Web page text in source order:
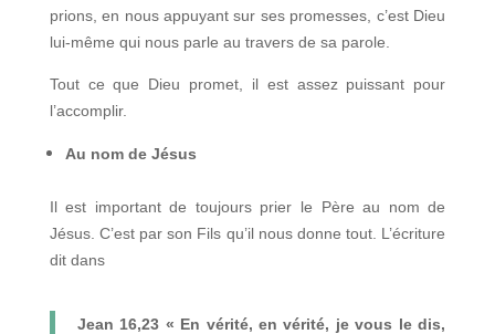
prions, en nous appuyant sur ses promesses, c’est Dieu
lui-même qui nous parle au travers de sa parole.
Tout ce que Dieu promet, il est assez puissant pour
l’accomplir.
Au nom de Jésus
Il est important de toujours prier le Père au nom de
Jésus. C’est par son Fils qu’il nous donne tout. L’écriture
dit dans
Jean 16,23 « En vérité, en vérité, je vous le dis,